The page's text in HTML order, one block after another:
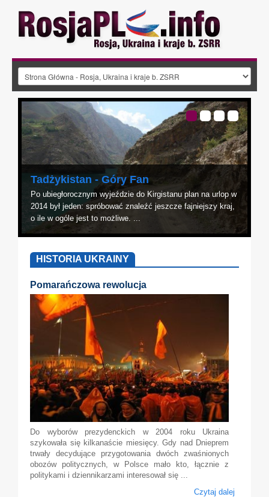
Tadżykistan - Góry Fan
Po ubiegłorocznym wyjeździe do Kirgistanu plan na urlop w
2014 był jeden: spróbować znaleźć jeszcze fajniejszy kraj,
o ile w ogóle jest to możliwe. ...
HISTORIA UKRAINY
Pomarańczowa rewolucja
Do wyborów prezydenckich w 2004 roku Ukraina
szykowała się kilkanaście miesięcy. Gdy nad Dnieprem
trwały decydujące przygotowania dwóch zwaśnionych
obozów politycznych, w Polsce mało kto, łącznie z
politykami i dziennikarzami interesował się ...
Czytaj dalej